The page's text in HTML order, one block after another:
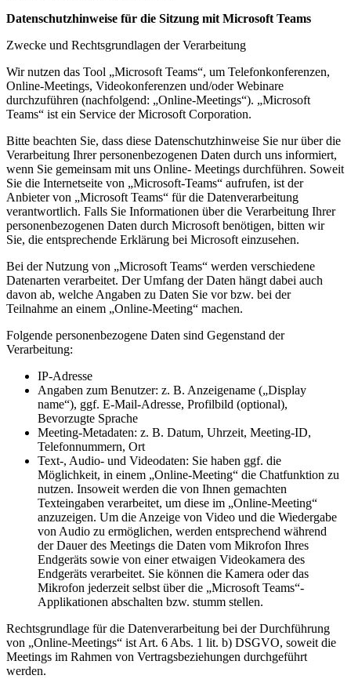
Datenschutzhinweise für die Sitzung mit Microsoft Teams
Zwecke und Rechtsgrundlagen der Verarbeitung
Wir nutzen das Tool „Microsoft Teams“, um Telefonkonferenzen,
Online-Meetings, Videokonferenzen und/oder Webinare
durchzuführen (nachfolgend: „Online-Meetings“). „Microsoft
Teams“ ist ein Service der Microsoft Corporation.
Bitte beachten Sie, dass diese Datenschutzhinweise Sie nur über die
Verarbeitung Ihrer personenbezogenen Daten durch uns informiert,
wenn Sie gemeinsam mit uns Online- Meetings durchführen. Soweit
Sie die Internetseite von „Microsoft-Teams“ aufrufen, ist der
Anbieter von „Microsoft Teams“ für die Datenverarbeitung
verantwortlich. Falls Sie Informationen über die Verarbeitung Ihrer
personenbezogenen Daten durch Microsoft benötigen, bitten wir
Sie, die entsprechende Erklärung bei Microsoft einzusehen.
Bei der Nutzung von „Microsoft Teams“ werden verschiedene
Datenarten verarbeitet. Der Umfang der Daten hängt dabei auch
davon ab, welche Angaben zu Daten Sie vor bzw. bei der
Teilnahme an einem „Online-Meeting“ machen.
Folgende personenbezogene Daten sind Gegenstand der
Verarbeitung:
IP-Adresse
Angaben zum Benutzer: z. B. Anzeigename („Display
name“), ggf. E-Mail-Adresse, Profilbild (optional),
Bevorzugte Sprache
Meeting-Metadaten: z. B. Datum, Uhrzeit, Meeting-ID,
Telefonnummern, Ort
Text-, Audio- und Videodaten: Sie haben ggf. die
Möglichkeit, in einem „Online-Meeting“ die Chatfunktion zu
nutzen. Insoweit werden die von Ihnen gemachten
Texteingaben verarbeitet, um diese im „Online-Meeting“
anzuzeigen. Um die Anzeige von Video und die Wiedergabe
von Audio zu ermöglichen, werden entsprechend während
der Dauer des Meetings die Daten vom Mikrofon Ihres
Endgeräts sowie von einer etwaigen Videokamera des
Endgeräts verarbeitet. Sie können die Kamera oder das
Mikrofon jederzeit selbst über die „Microsoft Teams“-
Applikationen abschalten bzw. stumm stellen.
Rechtsgrundlage für die Datenverarbeitung bei der Durchführung
von „Online-Meetings“ ist Art. 6 Abs. 1 lit. b) DSGVO, soweit die
Meetings im Rahmen von Vertragsbeziehungen durchgeführt
werden.